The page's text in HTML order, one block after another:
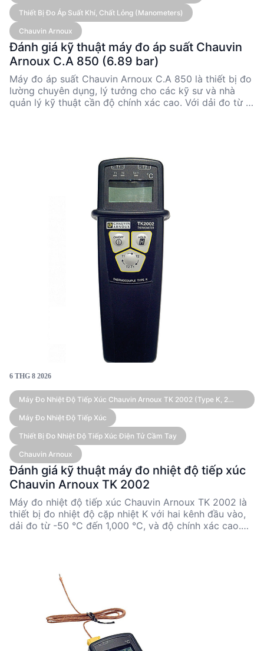
Thiết Bị Đo Áp Suất Khí, Chất Lỏng (Manometers)
Chauvin Arnoux
Đánh giá kỹ thuật máy đo áp suất Chauvin
Arnoux C.A 850 (6.89 bar)
Máy đo áp suất Chauvin Arnoux C.A 850 là thiết bị đo
lường chuyên dụng, lý tưởng cho các kỹ sư và nhà
quản lý kỹ thuật cần độ chính xác cao. Với dải đo từ 0
chọn tối ưu cho các dự án yêu cầu tính linh hoạt và độ
6 THG 8 2026
Máy Đo Nhiệt Độ Tiếp Xúc Chauvin Arnoux TK 2002 (Type K, 2
Máy Đo Nhiệt Độ Tiếp Xúc
Thiết Bị Đo Nhiệt Độ Tiếp Xúc Điện Tử Cầm Tay
Chauvin Arnoux
Đánh giá kỹ thuật máy đo nhiệt độ tiếp xúc
Chauvin Arnoux TK 2002
Máy đo nhiệt độ tiếp xúc Chauvin Arnoux TK 2002 là
thiết bị đo nhiệt độ cặp nhiệt K với hai kênh đầu vào,
dải đo từ -50 °C đến 1,000 °C, và độ chính xác cao.
nhiều phụ kiện tùy chọn, TK 2002 mang lại sự linh hoạt
và hiệu quả trong nhiều tình huống đo lường thực tế.